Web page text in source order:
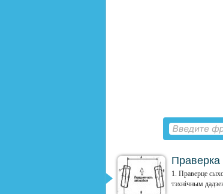
Праверка
1. Праверце
тэхнічным